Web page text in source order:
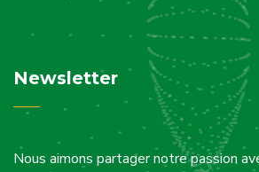
Newsletter
Nous aimons partager notre passion